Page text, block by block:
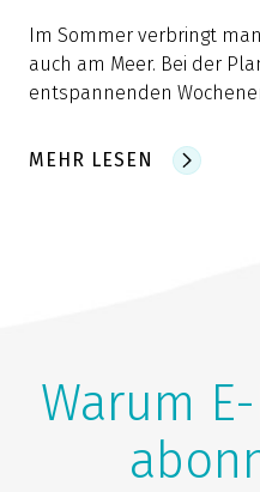
Im Sommer verbringt
auch am Meer. Bei der
entspannenden
MEHR LESEN
Warum